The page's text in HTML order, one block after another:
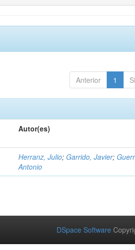
Anterior 1
Autor(es)
Herranz, Julio; Garrido, Javier;
Antonio
DSpace Software